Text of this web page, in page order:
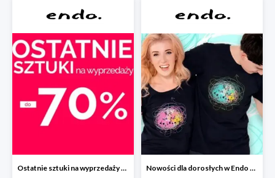
Ostatnie sztuki na wyprzedaży w Endo do -70% Nowości dla dorosłych w Endo -20%